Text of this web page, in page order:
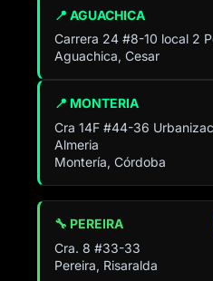
📍 AGUACHICA
Carrera 24 #8-10 local 2
Aguachica, Cesar
📍 MONTERIA
Cra 14F #44-36
Almeria
Montería, Córdoba
🔧 PEREIRA
Cra. 8 #33-33
Pereira, Risaralda